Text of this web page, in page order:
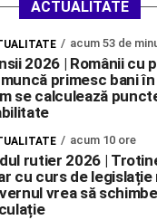
ACTUALITATE
acum 53 de
2026 | Românii cu
primesc bani
se calculează
acum 10 ore
rutier 2026 |
cu curs de
vrea să